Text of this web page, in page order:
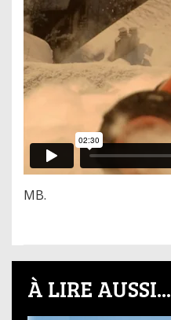
MB.
À LIRE AUSSI...